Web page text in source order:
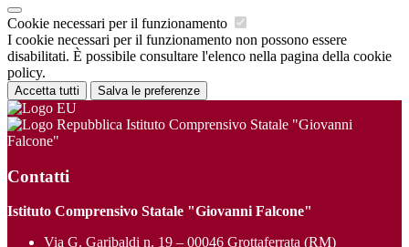
Cookie necessari per il funzionamento
I cookie necessari per il funzionamento non possono essere
disabilitati. È possibile consultare l'elenco nella pagina della cookie
policy.
Accetta tutti Salva le preferenze
Istituto Comprensivo Statale "Giovanni
Falcone"
Contatti
Istituto Comprensivo Statale "Giovanni Falcone"
Via G. Garibaldi n. 19 – 00046 Grottaferrata (RM)